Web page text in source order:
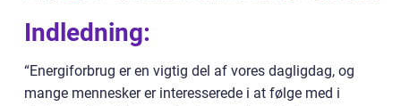
Indledning:
“Energiforbrug er en vigtig del af vores dagligdag, og
mange mennesker er interesserede i at følge med i